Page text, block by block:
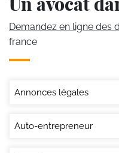
Demandez en ligne des
france
Annonces légales
Auto-entrepreneur